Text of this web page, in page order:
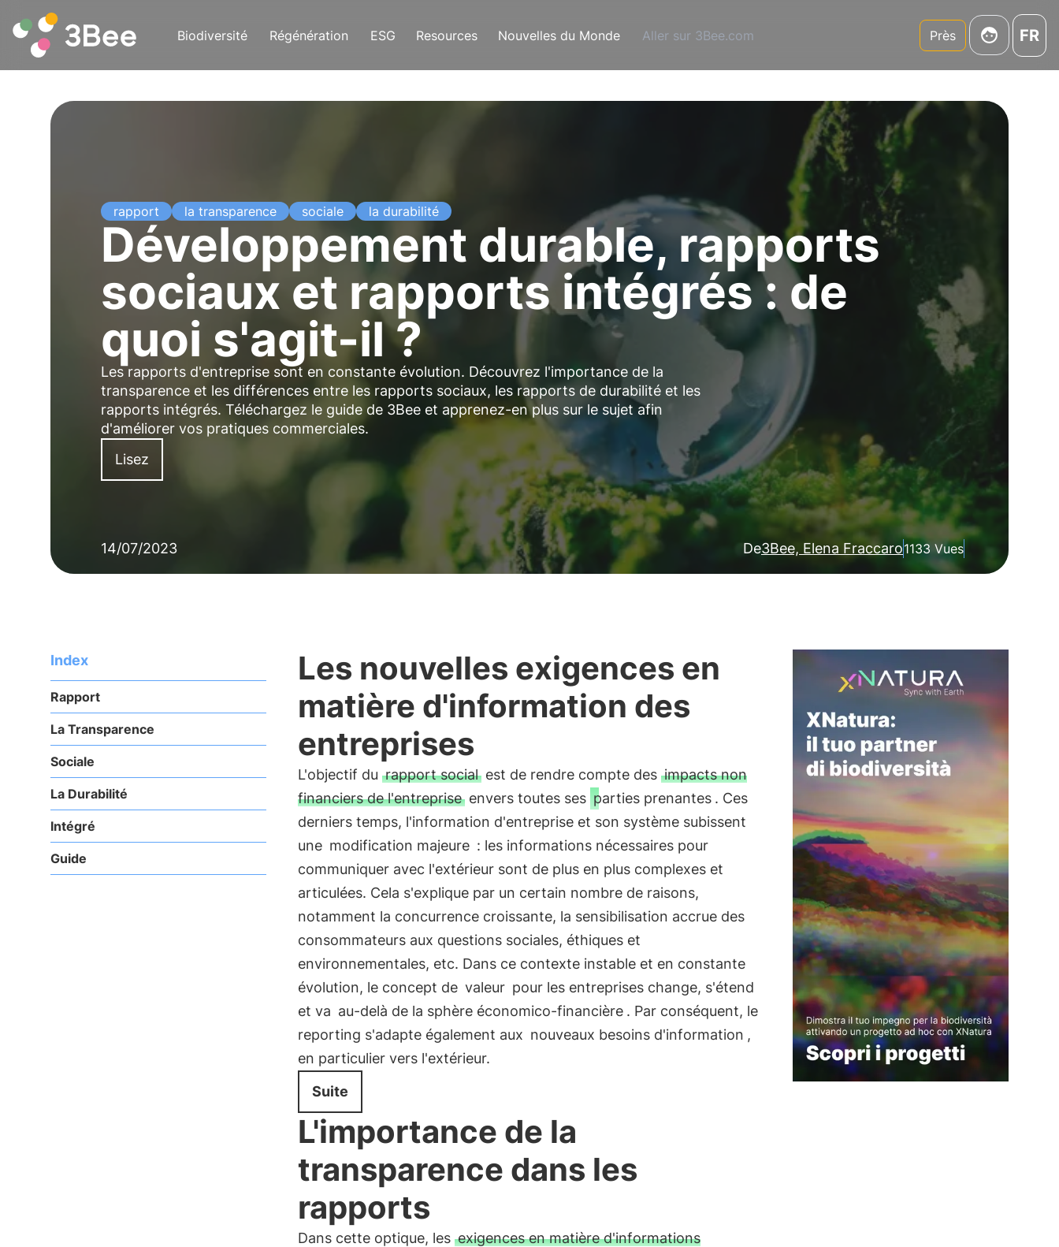
Biodiversité Régénération ESG Resources Nouvelles du Monde Aller sur 3Bee.com Près FR
rapport la transparence sociale la durabilité
Développement durable, rapports
sociaux et rapports intégrés : de
quoi s'agit-il ?
Les rapports d'entreprise sont en constante évolution. Découvrez l'importance de la
transparence et les différences entre les rapports sociaux, les rapports de durabilité et les
rapports intégrés. Téléchargez le guide de 3Bee et apprenez-en plus sur le sujet afin
d'améliorer vos pratiques commerciales.
Lisez
14/07/2023 De3Bee, Elena Fraccaro1133 Vues
Index
Rapport
La Transparence
Sociale
La Durabilité
Intégré
Guide
Les nouvelles exigences en
matière d'information des
entreprises
L'objectif du rapport socialest de rendre compte des impacts non
financiers de l'entrepriseenvers toutes ses parties prenantes . Ces
derniers temps, l'information d'entreprise et son système subissent
une modification majeure : les informations nécessaires pour
communiquer avec l'extérieur sont de plus en plus complexes et
articulées. Cela s'explique par un certain nombre de raisons,
notamment la concurrence croissante, la sensibilisation accrue des
consommateurs aux questions sociales, éthiques et
environnementales, etc. Dans ce contexte instable et en constante
évolution, le concept de valeur pour les entreprises change, s'étend
et va au-delà de la sphère économico-financière . Par conséquent, le
reporting s'adapte également aux nouveaux besoins d'information ,
en particulier vers l'extérieur.
Suite
L'importance de la
transparence dans les
rapports
Dans cette optique, les exigences en matière d'informations